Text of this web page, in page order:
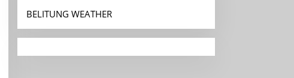
BELITUNG WEATHER